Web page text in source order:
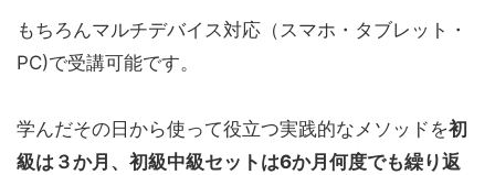
もちろんマルチデバイス対応（スマホ・タブレット・
PC)で受講可能です。
学んだその日から使って役立つ実践的なメソッドを初
級は３か月、初級中級セットは6か月何度でも繰り返